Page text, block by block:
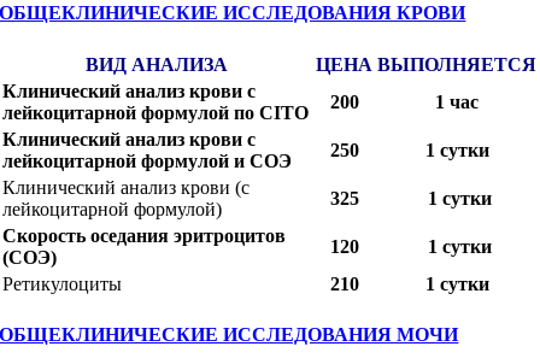
ОБЩЕКЛИНИЧЕСКИЕ ИССЛЕДОВАНИЯ КРОВИ
ВИД АНАЛИЗА ЦЕНА ВЫПОЛНЯЕТСЯ
Клинический анализ крови с
лейкоцитарной формулой по CITO
200
1 час
Клинический анализ крови с
лейкоцитарной формулой и СОЭ
250
1 сутки
Клинический анализ крови (с
лейкоцитарной формулой)
325
1 сутки
Скорость оседания эритроцитов
(СОЭ)
120
1 сутки
Ретикулоциты
210 1 сутки
ОБЩЕКЛИНИЧЕСКИЕ ИССЛЕДОВАНИЯ МОЧИ